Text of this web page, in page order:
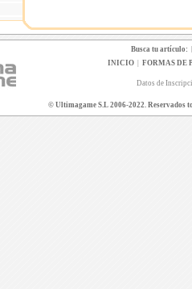
Busca tu artículo:
INICIO| FORMAS DE
Datos de
© Ultimagame S.L 2006-2022. Reservados